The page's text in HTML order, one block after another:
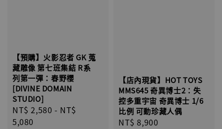
【預購】火影忍者 GK 蒐
藏雕像 第七班集結 R系
列第一彈：春野櫻
[DIVINE DOMAIN
STUDIO]
Regular
price
NT$ 2,580 - NT$
5,080
【店內現貨】HOT TOYS
MMS645 奇異博士2：失
控多重宇宙 奇異博士 1/6
比例 可動珍藏人偶
Regular
NT$ 8,900